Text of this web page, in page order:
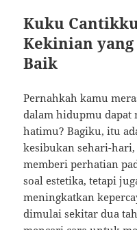
Kuku
Kekinian
Baik
Pernahkah kamu
dalam hidupmu dapat
hatimu? Bagiku, itu
kesibukan sehari-
memberi perhatian
soal estetika, tetapi
meningkatkan
dimulai sekitar dua